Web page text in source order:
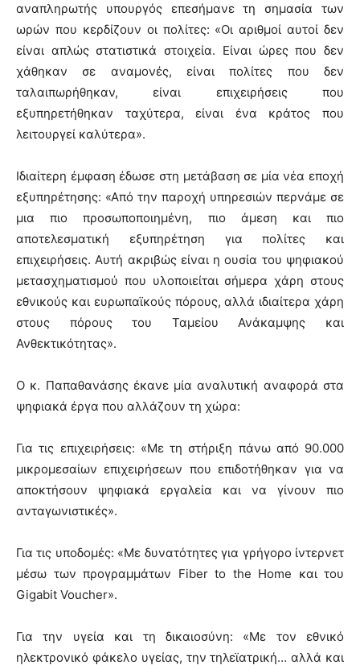
αναπληρωτής υπουργός επεσήμανε τη σημασία των
ωρών που κερδίζουν οι πολίτες: «Οι αριθμοί αυτοί δεν
είναι απλώς στατιστικά στοιχεία. Είναι ώρες που δεν
χάθηκαν σε αναμονές, είναι πολίτες που δεν
ταλαιπωρήθηκαν, είναι επιχειρήσεις που
εξυπηρετήθηκαν ταχύτερα, είναι ένα κράτος που
λειτουργεί καλύτερα».
Ιδιαίτερη έμφαση έδωσε στη μετάβαση σε μία νέα εποχή
εξυπηρέτησης: «Από την παροχή υπηρεσιών περνάμε σε
μια πιο προσωποποιημένη, πιο άμεση και πιο
αποτελεσματική εξυπηρέτηση για πολίτες και
επιχειρήσεις. Αυτή ακριβώς είναι η ουσία του ψηφιακού
μετασχηματισμού που υλοποιείται σήμερα χάρη στους
εθνικούς και ευρωπαϊκούς πόρους, αλλά ιδιαίτερα χάρη
στους πόρους του Ταμείου Ανάκαμψης και
Ανθεκτικότητας».
Ο κ. Παπαθανάσης έκανε μία αναλυτική αναφορά στα
ψηφιακά έργα που αλλάζουν τη χώρα:
Για τις επιχειρήσεις: «Με τη στήριξη πάνω από 90.000
μικρομεσαίων επιχειρήσεων που επιδοτήθηκαν για να
αποκτήσουν ψηφιακά εργαλεία και να γίνουν πιο
ανταγωνιστικές».
Για τις υποδομές: «Με δυνατότητες για γρήγορο ίντερνετ
μέσω των προγραμμάτων Fiber to the Home και του
Gigabit Voucher».
Για την υγεία και τη δικαιοσύνη: «Με τον εθνικό
ηλεκτρονικό φάκελο υγείας, την τηλεϊατρική… αλλά και